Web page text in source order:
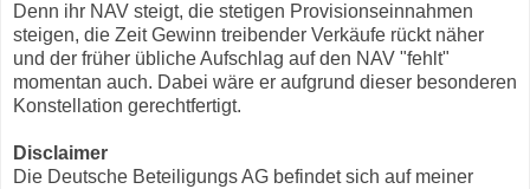
Denn ihr NAV steigt, die stetigen Provisionseinnahmen
steigen, die Zeit Gewinn treibender Verkäufe rückt näher
und der früher übliche Aufschlag auf den NAV "fehlt"
momentan auch. Dabei wäre er aufgrund dieser besonderen
Konstellation gerechtfertigt.
Disclaimer
Die Deutsche Beteiligungs AG befindet sich auf meiner